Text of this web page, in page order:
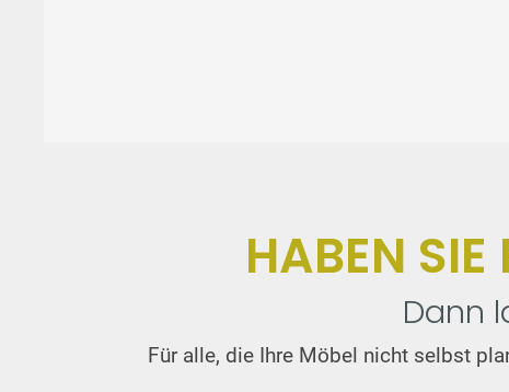
HABEN SIE
Dann
Für alle, die Ihre Möbel nicht selbst